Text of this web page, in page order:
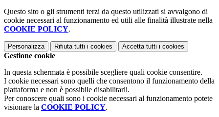
Questo sito o gli strumenti terzi da questo utilizzati si avvalgono di
cookie necessari al funzionamento ed utili alle finalità illustrate nella
COOKIE POLICY.
Personalizza Rifiuta tutti i cookies Accetta tutti i cookies
Gestione cookie
In questa schermata è possibile scegliere quali cookie consentire.
I cookie necessari sono quelli che consentono il funzionamento della
piattaforma e non è possibile disabilitarli.
Per conoscere quali sono i cookie necessari al funzionamento potete
visionare la COOKIE POLICY.